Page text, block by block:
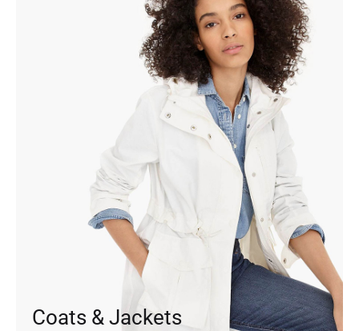
Coats & Jackets